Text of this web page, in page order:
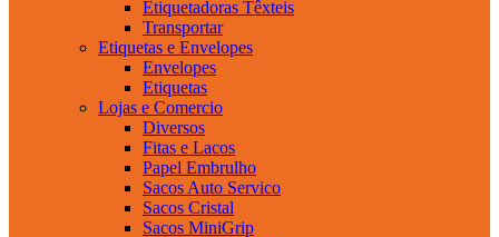
Etiquetadoras Têxteis
Transportar
Etiquetas e Envelopes
Envelopes
Etiquetas
Lojas e Comercio
Diversos
Fitas e Lacos
Papel Embrulho
Sacos Auto Servico
Sacos Cristal
Sacos MiniGrip